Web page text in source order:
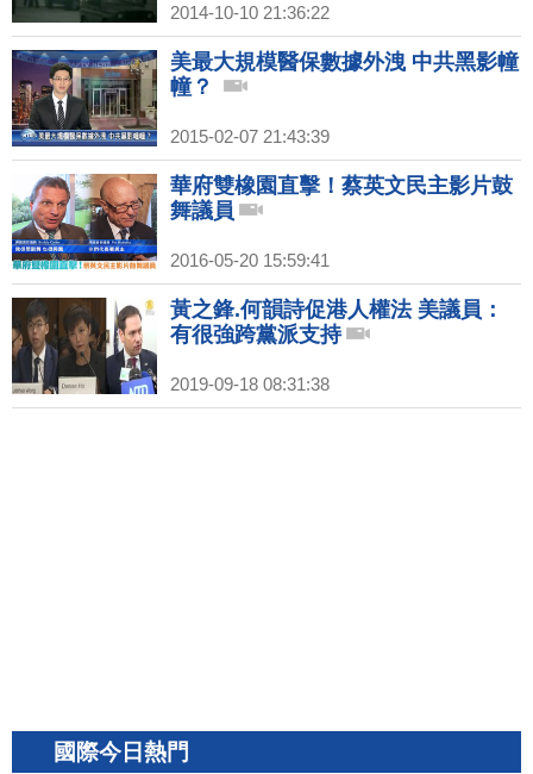
2014-10-10 21:36:22
美最大規模醫保數據外洩 中共黑影幢
幢？
2015-02-07 21:43:39
華府雙橡園直擊！蔡英文民主影片鼓
舞議員
2016-05-20 15:59:41
黃之鋒.何韻詩促港人權法 美議員：
有很強跨黨派支持
2019-09-18 08:31:38
國際今日熱門